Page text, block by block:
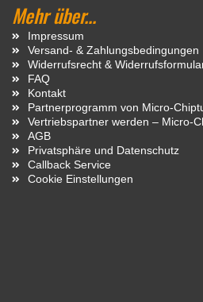
Mehr über...
Impressum
Versand- & Zahlungsbedingungen
Widerrufsrecht &
FAQ
Kontakt
Partnerprogramm von Micro-
Vertriebspartner werden – Micro-
AGB
Privatsphäre und Datenschutz
Callback Service
Cookie Einstellungen